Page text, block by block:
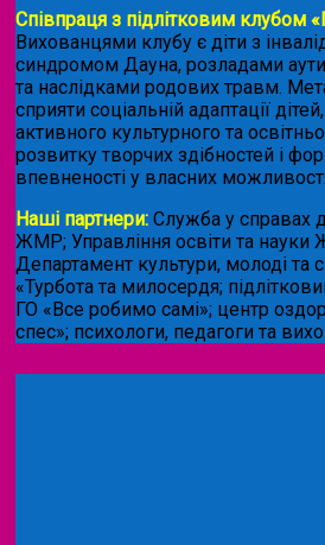
Співпраця з підлітковим клубом
Вихованцями клубу є діти з
синдромом Дауна, розладами
та наслідками родових травм.
сприяти соціальній адаптації
активного культурного та
розвитку творчих здібностей і
впевненості у власних
Наші партнери: Служба у справах
ЖМР; Управління освіти та
Департамент культури, молоді та
«Турбота та милосердя;
ГО «Все робимо самі»; центр
спес»; психологи, педагоги та